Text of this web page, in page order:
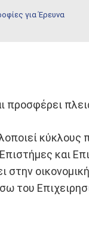
για Έρευνα
προσφέρει
και
στην
του